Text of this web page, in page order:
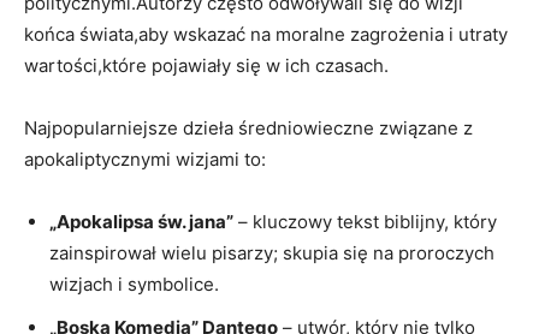
końca świata,aby⁢ wskazać na moralne zagrożenia⁤ i utraty
wartości,które pojawiały się w​ ich czasach.
Najpopularniejsze dzieła średniowieczne związane z
apokaliptycznymi wizjami to:
„Apokalipsa św. jana” – kluczowy tekst biblijny, który
zainspirował wielu pisarzy; ⁣skupia⁢ się na proroczych
wizjach i symbolice.
„Boska Komedia” Dantego – utwór, ⁣który nie tylko